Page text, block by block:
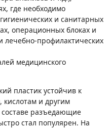
где необходимо
и санитарных
операционных блоках и
лечебно-профилактических
медицинского
пластик устойчив к
и другим
разъедающие
стал популярен. На